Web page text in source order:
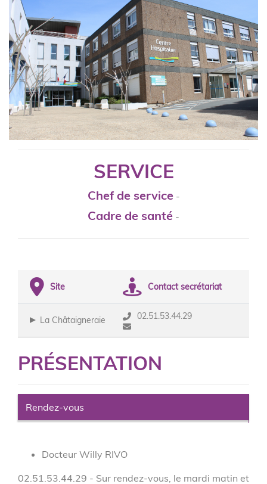
SERVICE
Chef de service -
Cadre de santé -
Site Contact secrétariat
La Châtaigneraie 02.51.53.44.29
PRÉSENTATION
Rendez-vous
Docteur Willy RIVO
02.51.53.44.29 - Sur rendez-vous, le mardi matin et